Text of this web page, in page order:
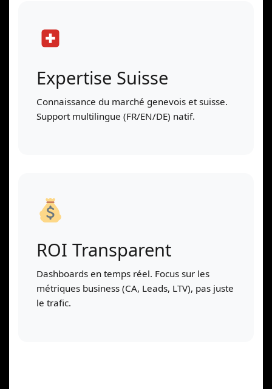
Expertise Suisse
Connaissance du marché genevois et suisse.
Support multilingue (FR/EN/DE) natif.
ROI Transparent
Dashboards en temps réel. Focus sur les
métriques business (CA, Leads, LTV), pas juste
le trafic.